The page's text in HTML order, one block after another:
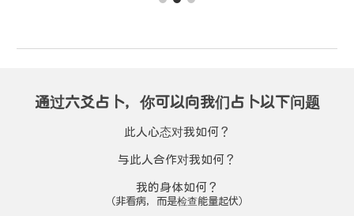
通过六爻占卜，你可以向我们占卜以下问题
此人心态对我如何？
与此人合作对我如何？
我的身体如何？
（非看病，而是检查能量起伏）